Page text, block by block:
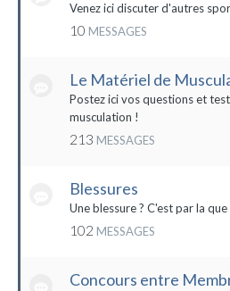
Venez ici discuter d'autres
10 MESSAGES
Le Matériel de
Postez ici vos questions et
musculation !
213 MESSAGES
Blessures
Une blessure ? C'est par la que
102 MESSAGES
Concours entre